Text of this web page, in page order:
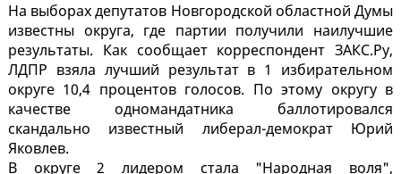
На выборах депутатов Новгородской областной Думы
известны округа, где партии получили наилучшие
результаты. Как сообщает корреспондент ЗАКС.Ру,
ЛДПР взяла лучший результат в 1 избирательном
округе 10,4 процентов голосов. По этому округу в
качестве одномандатника баллотировался
скандально известный либерал-демократ Юрий
Яковлев.
В округе 2 лидером стала "Народная воля",